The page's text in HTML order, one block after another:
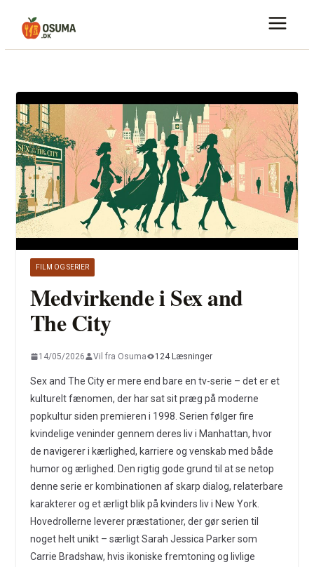
FILM OG SERIER
Medvirkende i Sex and
The City
14/05/2026 Vil fra Osuma 124 Læsninger
Sex and The City er mere end bare en tv-serie – det er et
kulturelt fænomen, der har sat sit præg på moderne
popkultur siden premieren i 1998. Serien følger fire
kvindelige veninder gennem deres liv i Manhattan, hvor
de navigerer i kærlighed, karriere og venskab med både
humor og ærlighed. Den rigtig gode grund til at se netop
denne serie er kombinationen af skarp dialog, relaterbare
karakterer og et ærligt blik på kvinders liv i New York.
Hovedrollerne leverer præstationer, der gør serien til
noget helt unikt – særligt Sarah Jessica Parker som
Carrie Bradshaw, hvis ikoniske fremtoning og livlige